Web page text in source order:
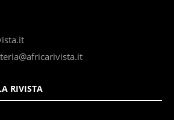
RIVISTA